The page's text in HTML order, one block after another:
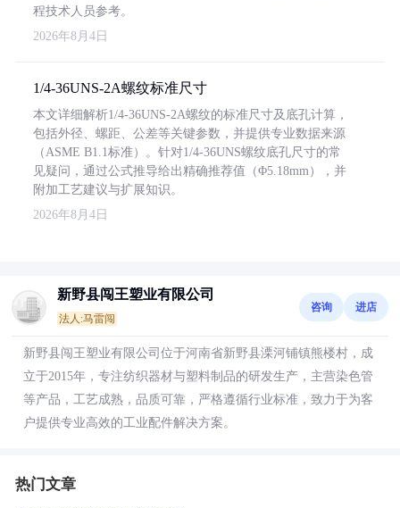
程技术人员参考。
2026年8月4日
1/4-36UNS-2A螺纹标准尺寸
本文详细解析1/4-36UNS-2A螺纹的标准尺寸及底孔计算，
包括外径、螺距、公差等关键参数，并提供专业数据来源
（ASME B1.1标准）。针对1/4-36UNS螺纹底孔尺寸的常
见疑问，通过公式推导给出精确推荐值（Φ5.18mm），并
附加工艺建议与扩展知识。
2026年8月4日
新野县闯王塑业有限公司
法人:马雷闯
咨询 进店
新野县闯王塑业有限公司位于河南省新野县溧河铺镇熊楼村，成
立于2015年，专注纺织器材与塑料制品的研发生产，主营染色管
等产品，工艺成熟，品质可靠，严格遵循行业标准，致力于为客
户提供专业高效的工业配件解决方案。
热门文章